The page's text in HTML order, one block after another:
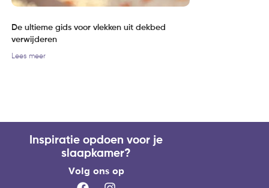
De ultieme gids voor vlekken uit dekbed
verwijderen
Lees meer
Inspiratie opdoen voor je
slaapkamer?
Volg ons op